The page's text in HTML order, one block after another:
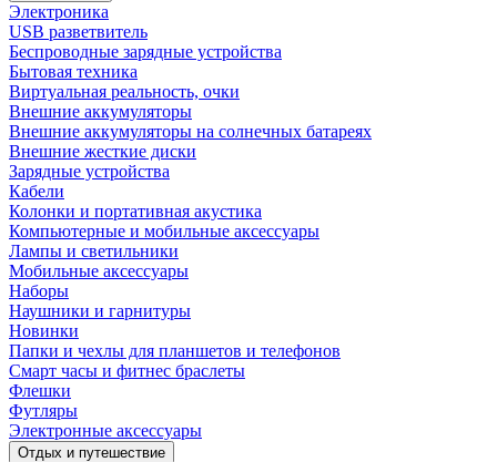
Электроника
USB разветвитель
Беспроводные зарядные устройства
Бытовая техника
Виртуальная реальность, очки
Внешние аккумуляторы
Внешние аккумуляторы на солнечных батареях
Внешние жесткие диски
Зарядные устройства
Кабели
Колонки и портативная акустика
Компьютерные и мобильные аксессуары
Лампы и светильники
Мобильные аксессуары
Наборы
Наушники и гарнитуры
Новинки
Папки и чехлы для планшетов и телефонов
Смарт часы и фитнес браслеты
Флешки
Футляры
Электронные аксессуары
Отдых и путешествие